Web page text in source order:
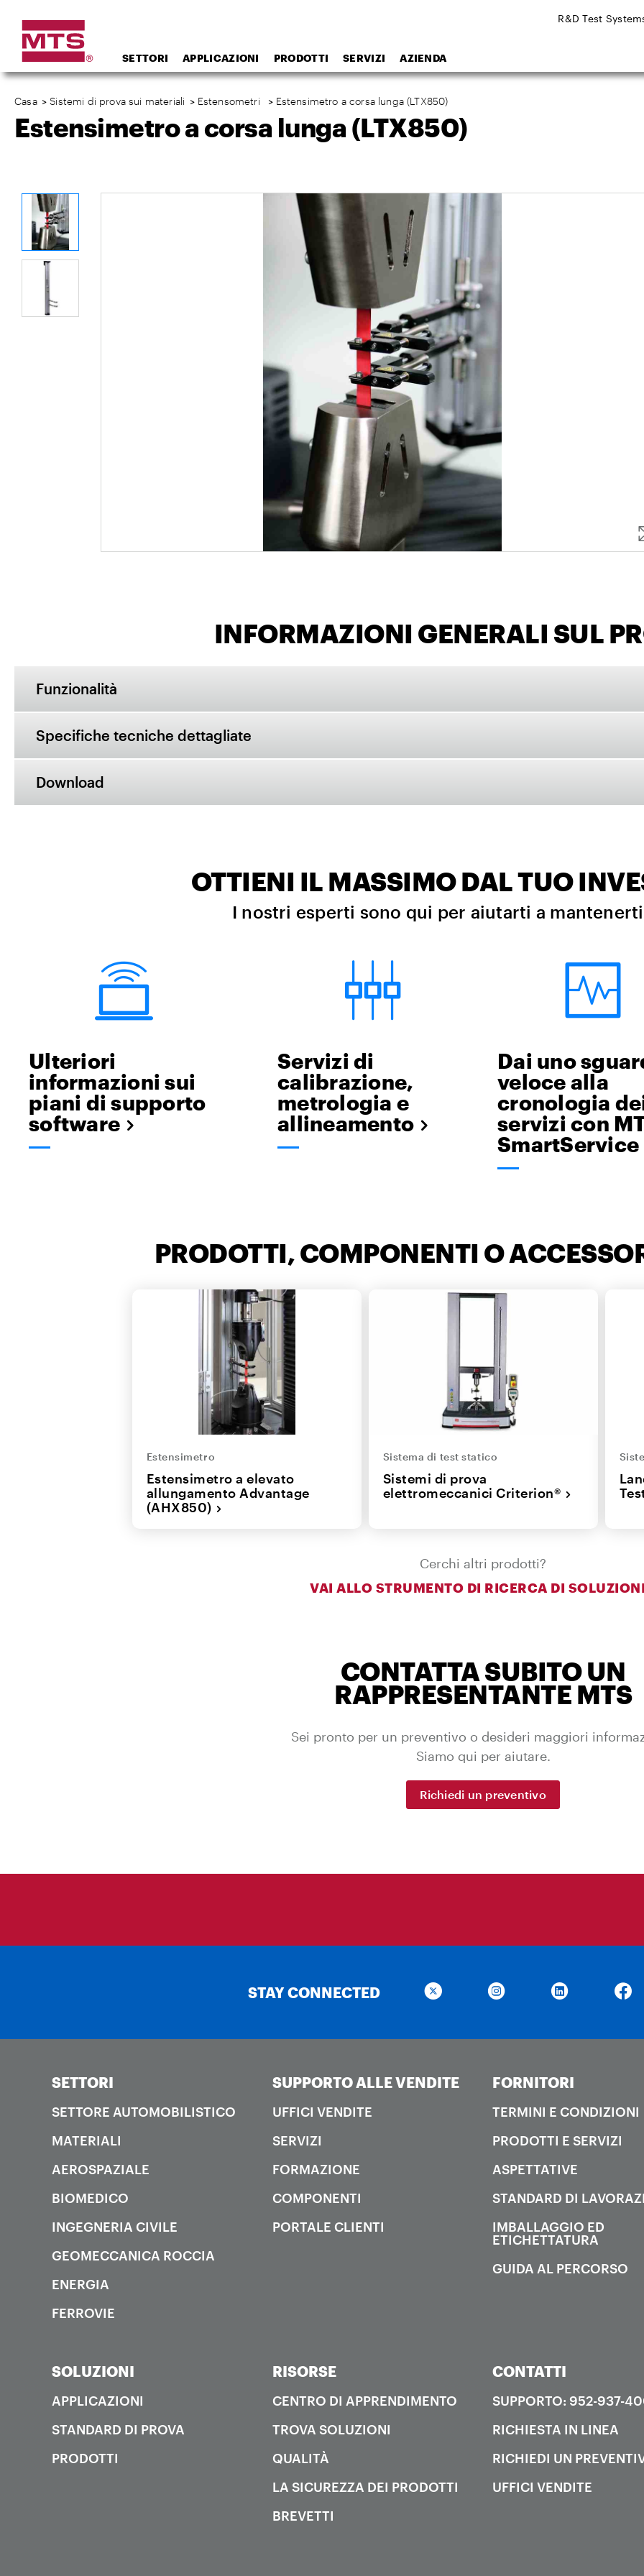
SETTORI APPLICAZIONI PRODOTTI SERVIZI AZIENDA
R&D Test
Casa >Sistemi di prova sui materiali > Estensometri > Estensimetro a corsa lunga (LTX850)
Estensimetro a corsa lunga (LTX850)
INFORMAZIONI GENERALI SUL
Funzionalità
Specifiche tecniche dettagliate
Download
OTTIENI IL MASSIMO DAL TUO
I nostri esperti sono qui per aiutarti a
Ulteriori
informazioni sui
piani di supporto
software
Servizi di
calibrazione,
metrologia e
allineamento
Dai uno
veloce alla
cronologia
servizi con
SmartService
PRODOTTI, COMPONENTI O
Estensimetro
Estensimetro a elevato
allungamento Advantage
(AHX850)
Sistema di test statico
Sistemi di prova
elettromeccanici Criterion®
Cerchi altri prodotti?
VAI ALLO STRUMENTO DI RICERCA DI SOLUZIONI
CONTATTA SUBITO UN
RAPPRESENTANTE MTS
Sei pronto per un preventivo o desideri maggiori
Siamo qui per aiutare.
Richiedi un preventivo
STAY CONNECTED
SETTORI
SETTORE AUTOMOBILISTICO
MATERIALI
AEROSPAZIALE
BIOMEDICO
INGEGNERIA CIVILE
GEOMECCANICA ROCCIA
ENERGIA
FERROVIE
SUPPORTO ALLE VENDITE
UFFICI VENDITE
SERVIZI
FORMAZIONE
COMPONENTI
PORTALE CLIENTI
FORNITORI
TERMINI E CONDIZIONI
PRODOTTI E SERVIZI
ASPETTATIVE
STANDARD DI
IMBALLAGGIO ED
ETICHETTATURA
GUIDA AL PERCORSO
SOLUZIONI
APPLICAZIONI
STANDARD DI PROVA
PRODOTTI
RISORSE
CENTRO DI APPRENDIMENTO
TROVA SOLUZIONI
QUALITÀ
LA SICUREZZA DEI PRODOTTI
BREVETTI
CONTATTI
SUPPORTO: 952-937-
RICHIESTA IN LINEA
RICHIEDI UN
UFFICI VENDITE